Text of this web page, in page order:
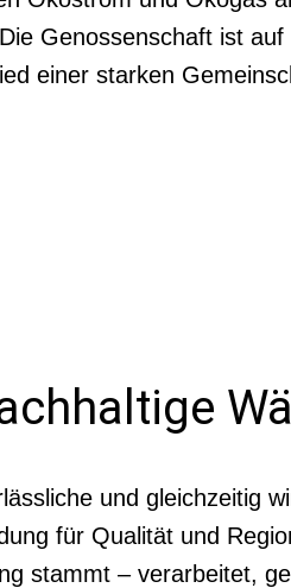
Genossenschaft ist
einer starken
und gleichzeitig
für Qualität und
stammt – verarbeitet,